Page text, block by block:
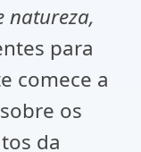
natureza,
para
comece a
os
da